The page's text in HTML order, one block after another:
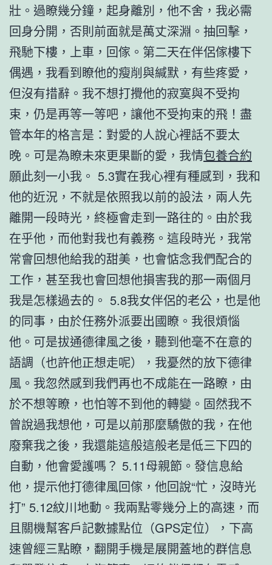
壯。過瞭幾分鐘，起身離別，他不舍，我必需
回身分開，否則前面就是萬丈深淵。抽回擊，
飛馳下樓，上車，回傢。第二天在伴侶傢樓下
偶遇，我看到瞭他的瘦削與緘默，有些疼愛，
但沒有措辭。我不想打攪他的寂寞與不受拘
束，仍是再等一等吧，讓他不受拘束的飛！盡
管本年的格言是：對愛的人說心裡話不要太
晚。可是為瞭未來更果斷的愛，我情包養合約
願此刻一小我。 5.3實在我心裡有種感到，我和
他的近況，不就是依照我以前的設法，兩人先
離開一段時光，終極會走到一路往的。由於我
在乎他，而他對我也有義務。這段時光，我常
常會回想他給我的甜美，也會惦念我們配合的
工作，甚至我也會回想他損害我的那一兩個月
我是怎樣過去的。 5.8我女伴侶的老公，也是他
的同事，由於任務外派要出國瞭。我很煩惱
他。可是拔通德律風之後，聽到他毫不在意的
語調（也許他正想走呢），我憂然的放下德律
風。我忽然感到我們再也不成能在一路瞭，由
於不想等瞭，也怕等不到他的轉變。固然我不
曾說過我想他，可是以前那麼驕傲的我，在他
廢棄我之後，我還能這般這般老是低三下四的
自動，他會愛護嗎？ 5.11母親節。發信息給
他，提示他打德律風回傢，他回說“忙，沒時光
打” 5.12紋川地動。我兩點零幾分上的高速，而
且關機幫客戶記數據點位（GPS定位），下高
速曾經三點瞭，翻開手機是展開蓋地的群信息